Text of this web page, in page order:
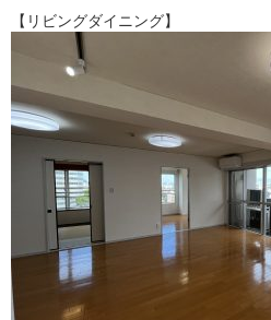
【リビングダイニング】